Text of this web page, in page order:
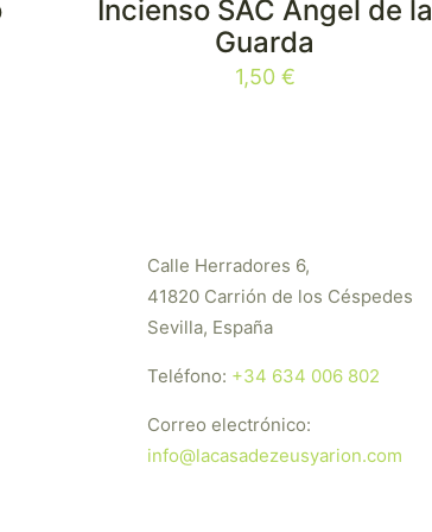
Incienso SAC Ángel de la
Guarda
1,50 €
Calle Herradores 6,
41820 Carrión de los Céspedes
Sevilla, España
Teléfono: +34 634 006 802
Correo electrónico:
info@lacasadezeusyarion.com